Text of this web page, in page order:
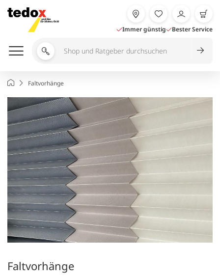
Inhalt
springen
Immer günstig Bester Service
Shop
durchsuchen
StartseiteFaltvorhänge
Faltvorhänge